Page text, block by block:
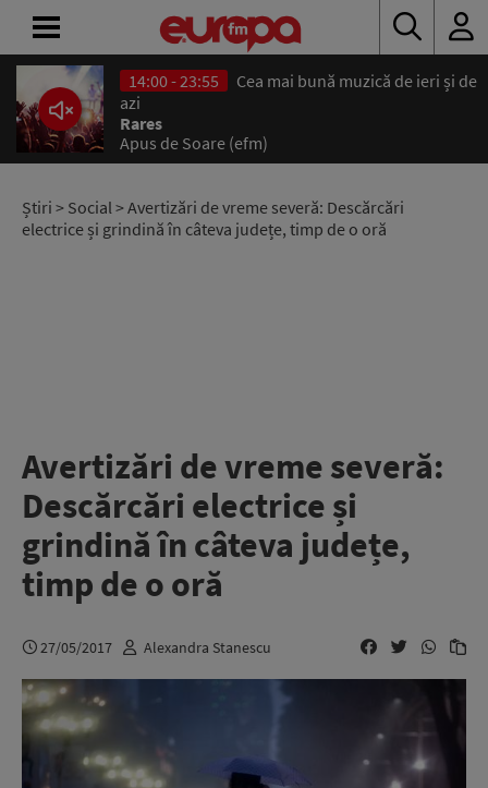
14:00 - 23:55
Cea mai bună muzică de ieri și de
azi
Rares
Apus de Soare (efm)
Știri > Social> Avertizări de vreme severă: Descărcări
electrice și grindină în câteva județe, timp de o oră
Avertizări de vreme severă:
Descărcări electrice și
grindină în câteva județe,
timp de o oră
27/05/2017 Alexandra Stanescu
ACASĂ
ȘTIRI
RADIO